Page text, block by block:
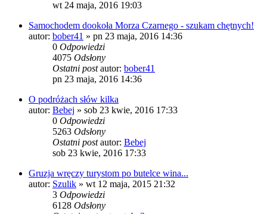
wt 24 maja, 2016 19:03
Samochodem dookoła Morza Czarnego - szukam chętnych!
autor: bober41 » pn 23 maja, 2016 14:36
0 Odpowiedzi
4075 Odsłony
Ostatni postautor: bober41
pn 23 maja, 2016 14:36
O podróżach słów kilka
autor: Bebej » sob 23 kwie, 2016 17:33
0 Odpowiedzi
5263 Odsłony
Ostatni postautor: Bebej
sob 23 kwie, 2016 17:33
Gruzja wręczy turystom po butelce wina...
autor: Szulik » wt 12 maja, 2015 21:32
3 Odpowiedzi
6128 Odsłony